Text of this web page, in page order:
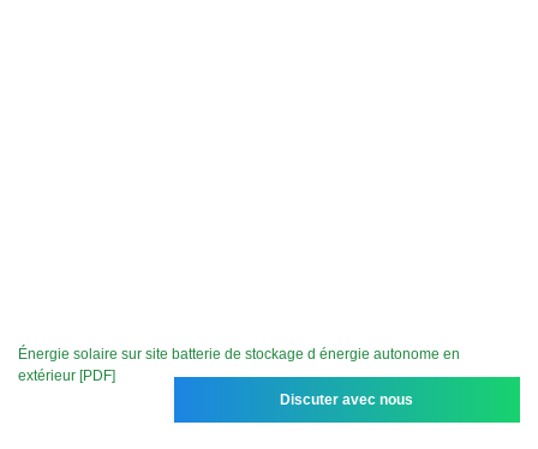
Énergie solaire sur site batterie de stockage d énergie autonome en
extérieur [PDF]
Discuter avec nous